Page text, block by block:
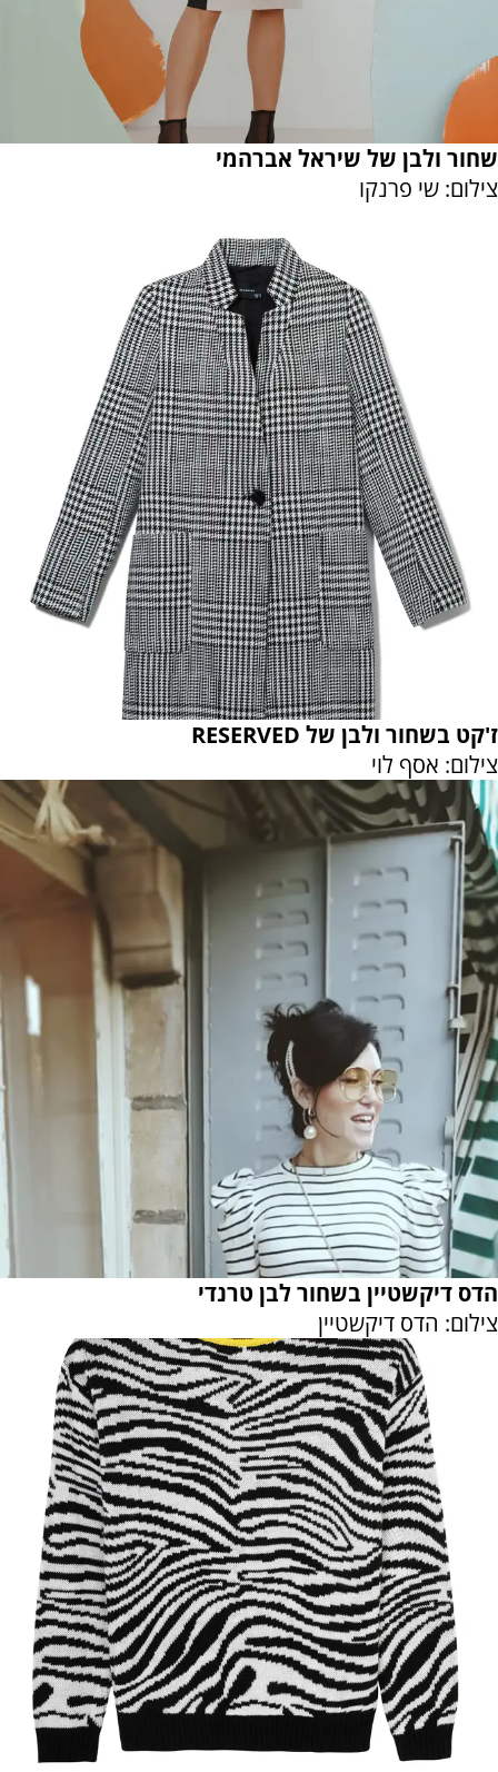
שחור ולבן של שיראל אברהמי
צילום: שי פרנקו
ז'קט בשחור ולבן של RESERVED
צילום: אסף לוי
הדס דיקשטיין בשחור לבן טרנדי
צילום: הדס דיקשטיין